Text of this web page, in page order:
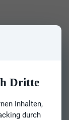
Dritte
Inhalten,
durch